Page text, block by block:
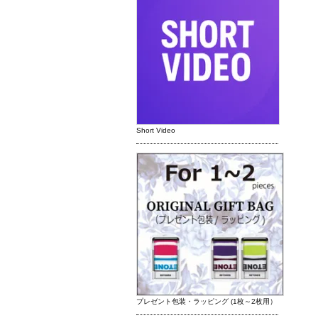
Short Video
プレゼント包装・ラッピング (1枚～2枚用）